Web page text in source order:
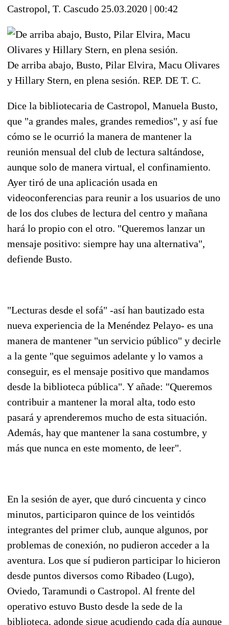
Castropol, T. Cascudo 25.03.2020 | 00:42
De arriba abajo, Busto, Pilar Elvira, Macu Olivares
y Hillary Stern, en plena sesión. REP. DE T. C.
Dice la bibliotecaria de Castropol, Manuela Busto,
que "a grandes males, grandes remedios", y así fue
cómo se le ocurrió la manera de mantener la
reunión mensual del club de lectura saltándose,
aunque solo de manera virtual, el confinamiento.
Ayer tiró de una aplicación usada en
videoconferencias para reunir a los usuarios de uno
de los dos clubes de lectura del centro y mañana
hará lo propio con el otro. "Queremos lanzar un
mensaje positivo: siempre hay una alternativa",
defiende Busto.
"Lecturas desde el sofá" -así han bautizado esta
nueva experiencia de la Menéndez Pelayo- es una
manera de mantener "un servicio público" y decirle
a la gente "que seguimos adelante y lo vamos a
conseguir, es el mensaje positivo que mandamos
desde la biblioteca pública". Y añade: "Queremos
contribuir a mantener la moral alta, todo esto
pasará y aprenderemos mucho de esta situación.
Además, hay que mantener la sana costumbre, y
más que nunca en este momento, de leer".
En la sesión de ayer, que duró cincuenta y cinco
minutos, participaron quince de los veintidós
integrantes del primer club, aunque algunos, por
problemas de conexión, no pudieron acceder a la
aventura. Los que sí pudieron participar lo hicieron
desde puntos diversos como Ribadeo (Lugo),
Oviedo, Taramundi o Castropol. Al frente del
operativo estuvo Busto desde la sede de la
biblioteca, adonde sigue acudiendo cada día aunque